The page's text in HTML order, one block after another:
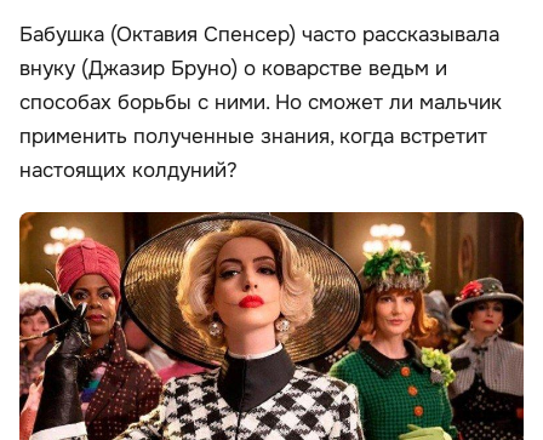
Бабушка (Октавия Спенсер) часто рассказывала
внуку (Джазир Бруно) о коварстве ведьм и
способах борьбы с ними. Но сможет ли мальчик
применить полученные знания, когда встретит
настоящих колдуний?